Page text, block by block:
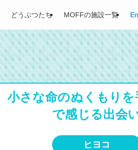
どうぶつたち MOFFの施設一覧
小さな命のぬくもりを
で感じる出会
ヒヨコ